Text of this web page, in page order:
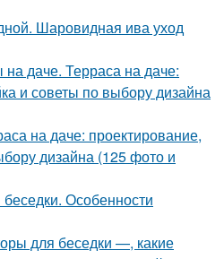
Шаровидная ива уход
даче. Терраса на даче:
и советы по выбору дизайна
на даче: проектирование,
дизайна (125 фото и
Особенности
для беседки —, какие